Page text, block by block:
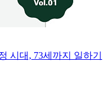
시대, 73세까지 일하기